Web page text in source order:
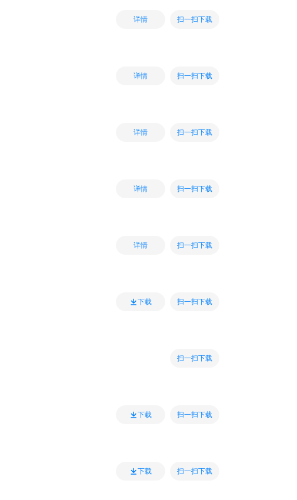
详情 扫一扫下载
详情 扫一扫下载
详情 扫一扫下载
详情 扫一扫下载
详情 扫一扫下载
下载 扫一扫下载
扫一扫下载
下载 扫一扫下载
下载 扫一扫下载